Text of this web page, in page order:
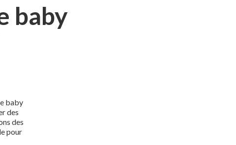
baby
baby
des
des
pour